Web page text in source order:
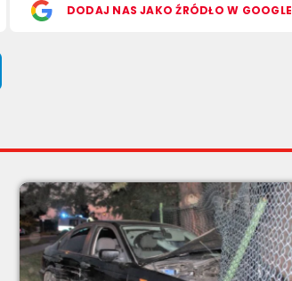
DODAJ NAS JAKO ŹRÓDŁO W GOOGLE